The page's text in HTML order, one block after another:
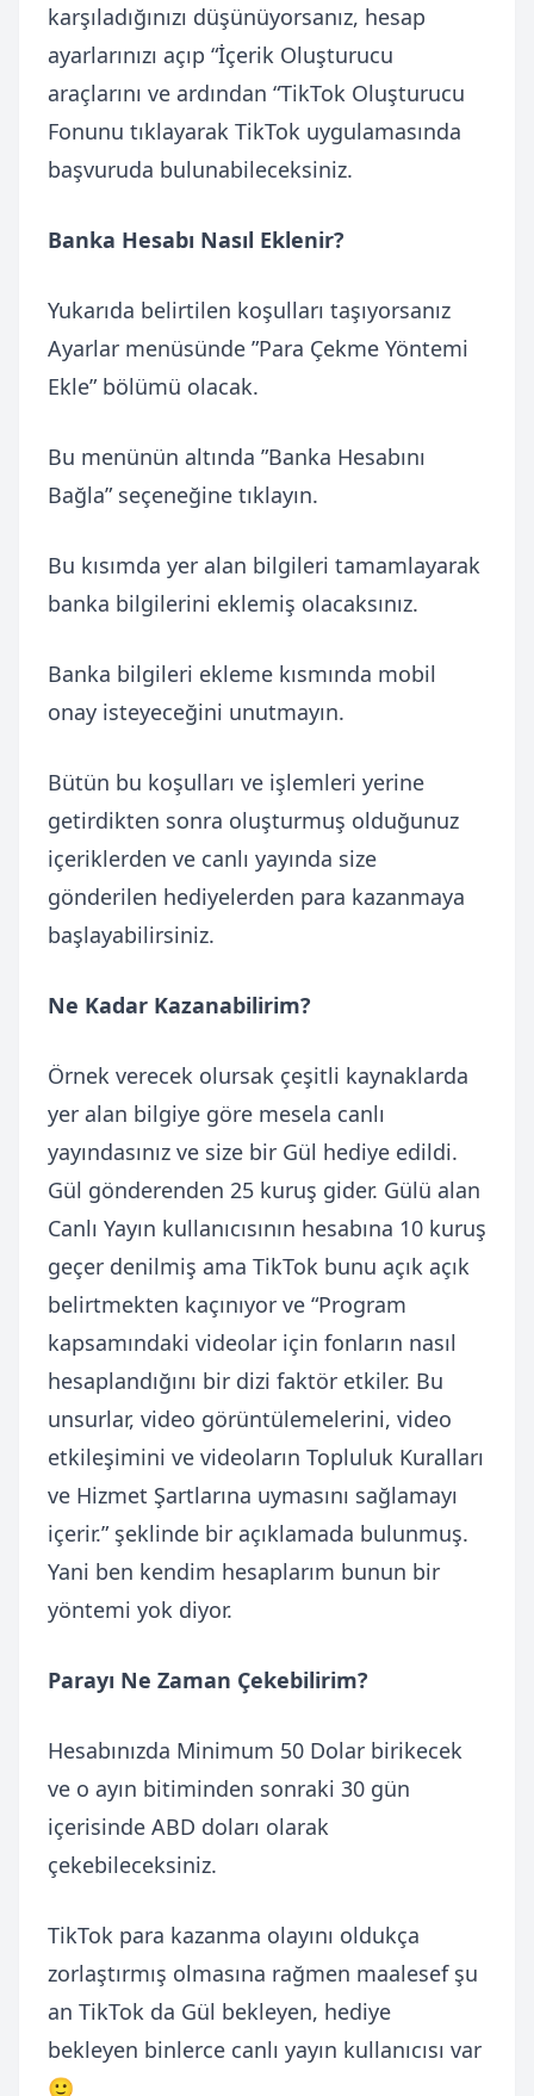
karşıladığınızı düşünüyorsanız, hesap
ayarlarınızı açıp “İçerik Oluşturucu
araçlarını ve ardından “TikTok Oluşturucu
Fonunu tıklayarak TikTok uygulamasında
başvuruda bulunabileceksiniz.
Banka Hesabı Nasıl Eklenir?
Yukarıda belirtilen koşulları taşıyorsanız
Ayarlar menüsünde ”Para Çekme Yöntemi
Ekle” bölümü olacak.
Bu menünün altında ”Banka Hesabını
Bağla” seçeneğine tıklayın.
Bu kısımda yer alan bilgileri tamamlayarak
banka bilgilerini eklemiş olacaksınız.
Banka bilgileri ekleme kısmında mobil
onay isteyeceğini unutmayın.
Bütün bu koşulları ve işlemleri yerine
getirdikten sonra oluşturmuş olduğunuz
içeriklerden ve canlı yayında size
gönderilen hediyelerden para kazanmaya
başlayabilirsiniz.
Ne Kadar Kazanabilirim?
Örnek verecek olursak çeşitli kaynaklarda
yer alan bilgiye göre mesela canlı
yayındasınız ve size bir Gül hediye edildi.
Gül gönderenden 25 kuruş gider. Gülü alan
Canlı Yayın kullanıcısının hesabına 10 kuruş
geçer denilmiş ama TikTok bunu açık açık
belirtmekten kaçınıyor ve “Program
kapsamındaki videolar için fonların nasıl
hesaplandığını bir dizi faktör etkiler. Bu
unsurlar, video görüntülemelerini, video
etkileşimini ve videoların Topluluk Kuralları
ve Hizmet Şartlarına uymasını sağlamayı
içerir.” şeklinde bir açıklamada bulunmuş.
Yani ben kendim hesaplarım bunun bir
yöntemi yok diyor.
Parayı Ne Zaman Çekebilirim?
Hesabınızda Minimum 50 Dolar birikecek
ve o ayın bitiminden sonraki 30 gün
içerisinde ABD doları olarak
çekebileceksiniz.
TikTok para kazanma olayını oldukça
zorlaştırmış olmasına rağmen maalesef şu
an TikTok da Gül bekleyen, hediye
bekleyen binlerce canlı yayın kullanıcısı var
🙂